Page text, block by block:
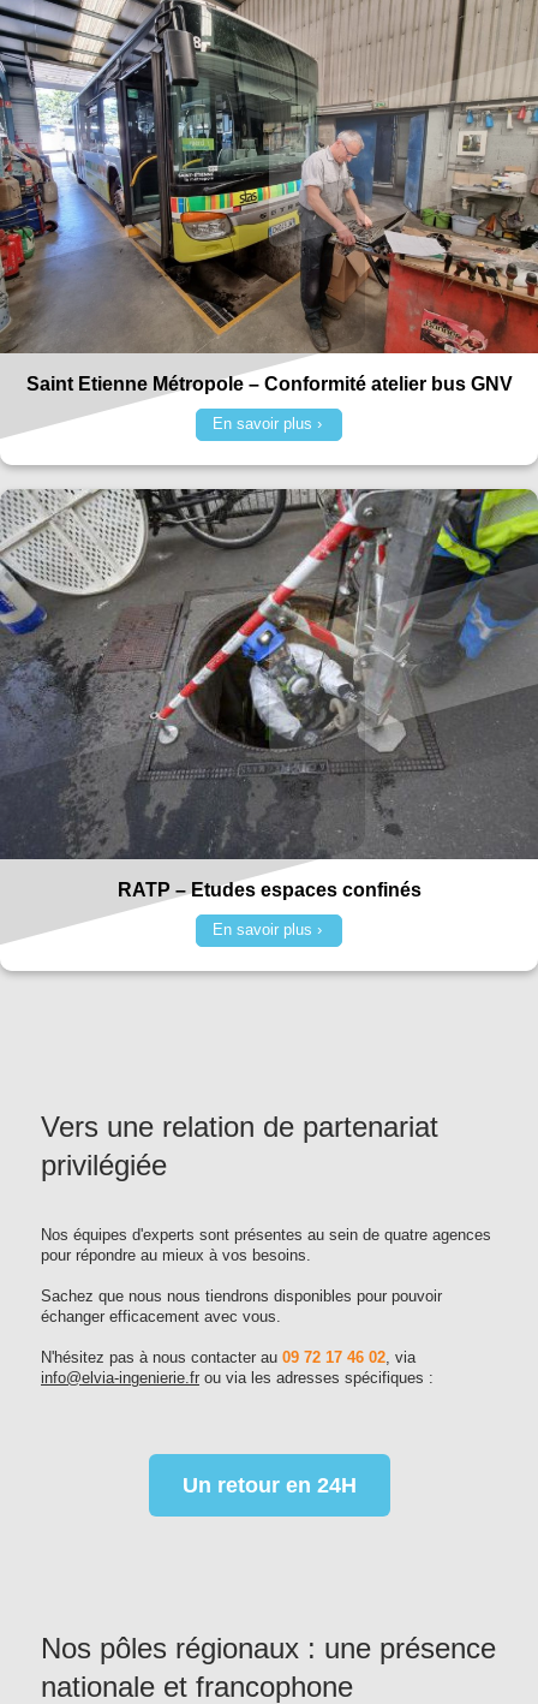
Saint Etienne Métropole – Conformité atelier bus GNV
En savoir plus
RATP – Etudes espaces confinés
En savoir plus
Vers une relation de partenariat
privilégiée
Nos équipes d'experts sont présentes au sein de quatre agences
pour répondre au mieux à vos besoins.
Sachez que nous nous tiendrons disponibles pour pouvoir
échanger efficacement avec vous.
N'hésitez pas à nous contacter au 09 72 17 46 02, via
info@elvia-ingenierie.fr ou via les adresses spécifiques :
Un retour en 24H
Nos pôles régionaux : une présence
nationale et francophone